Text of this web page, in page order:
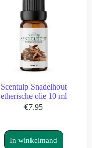
Scentulp Snadelhout
etherische olie 10 ml
€7.95
In winkelmand